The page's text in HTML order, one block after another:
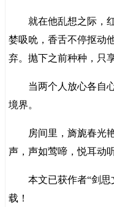
就在他乱想之际，红
婪吸吮，香舌不停抠动
弃。抛下之前种种，只
当两个人放心各自心
境界。
房间里，旖旎春光艳
声，声如莺啼，悦耳动
本文已获作者“剑思
载！